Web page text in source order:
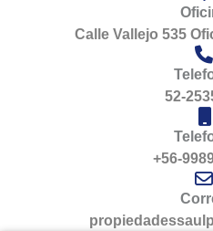
Calle Vallejo 535
52-
+56-